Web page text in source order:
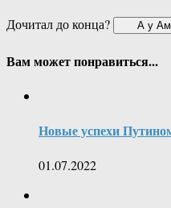
Дочитал до конца?
Вам может понравиться...
Новые успехи
01.07.2022